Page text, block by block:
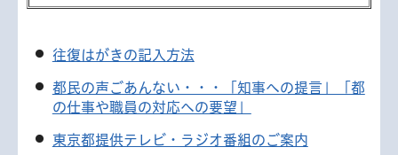
往復はがきの記入方法
都民の声ごあんない・・・「知事への提言」「都
の仕事や職員の対応への要望」
東京都提供テレビ・ラジオ番組のご案内